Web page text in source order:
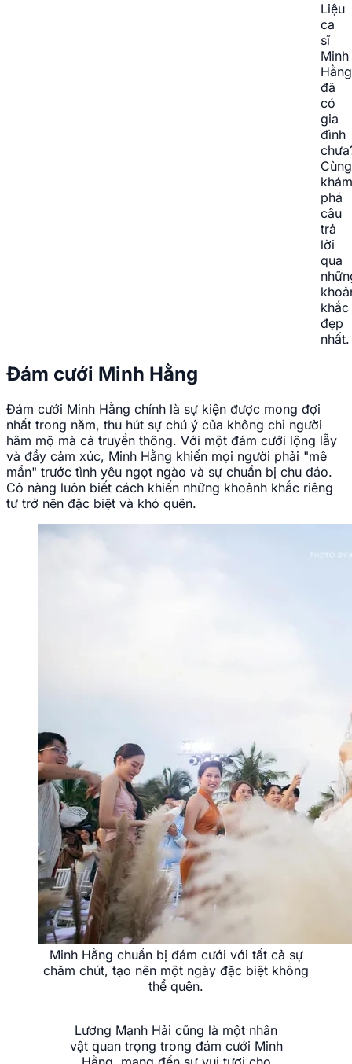
Liệu
ca
sĩ
Minh
Hằng
đã
có
gia
đình
Cùng
khám
phá
câu
trả
lời
qua
khắc
đẹp
nhất.
Đám cưới Minh Hằng
Đám cưới Minh Hằng chính là sự kiện được mong đợi
nhất trong năm, thu hút sự chú ý của không chỉ người
hâm mộ mà cả truyền thông. Với một đám cưới lộng lẫy
và đầy cảm xúc, Minh Hằng khiến mọi người phải "mê
mẩn" trước tình yêu ngọt ngào và sự chuẩn bị chu đáo.
Cô nàng luôn biết cách khiến những khoảnh khắc riêng
tư trở nên đặc biệt và khó quên.
Minh Hằng chuẩn bị đám cưới với tất cả sự
chăm chút, tạo nên một ngày đặc biệt không
thể quên.
Lương Mạnh Hải cũng là một nhân
vật quan trọng trong đám cưới Minh